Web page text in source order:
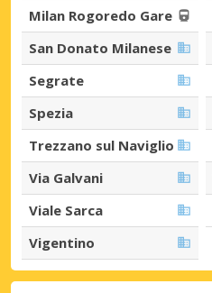
Milan Rogoredo Gare
San Donato Milanese
Segrate
Spezia
Trezzano sul Naviglio
Via Galvani
Viale Sarca
Vigentino